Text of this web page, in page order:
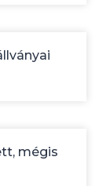
mégis